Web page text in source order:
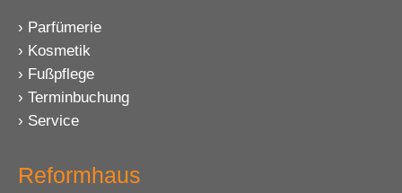
Parfümerie
Kosmetik
Fußpflege
Terminbuchung
Service
Reformhaus